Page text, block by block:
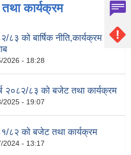
कार्यक्रम
को बार्षिक नीति,कार्यक्रम तथा
2026 - 18:28
२०८२/८३ को बजेट तथा कार्यक्रम
2025 - 19:07
८२ को बजेट तथा कार्यक्रम
2024 - 13:17